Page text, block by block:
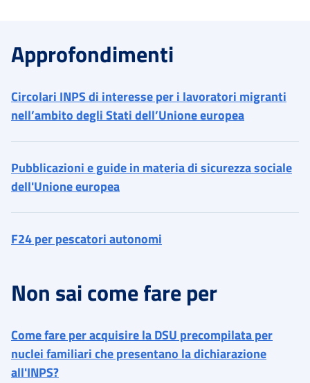
Non sai come fare per
Come fare per acquisire la DSU precompilata per
nuclei familiari che presentano la dichiarazione
all'INPS?
Approfondimenti
Circolari INPS di interesse per i lavoratori migranti
nell’ambito degli Stati dell’Unione europea
Pubblicazioni e guide in materia di sicurezza sociale
dell'Unione europea
F24 per pescatori autonomi